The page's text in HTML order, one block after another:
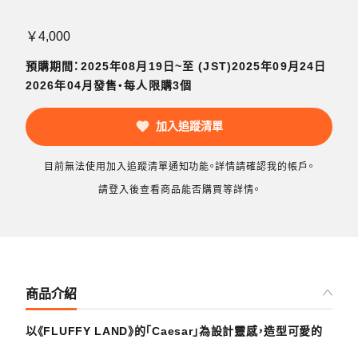
￥4,000
預購期間：2025年08月19日~至 (JST)2025年09月24日
2026年04月發售・每人限購3個
加入追蹤清單
目前無法使用加入追蹤清單通知功能。詳情請確認我的帳戶。
請登入後查看商品能否購買等詳情。
商品介紹
以《FLUFFY LAND》的「Caesar」為設計靈感，造型可愛的